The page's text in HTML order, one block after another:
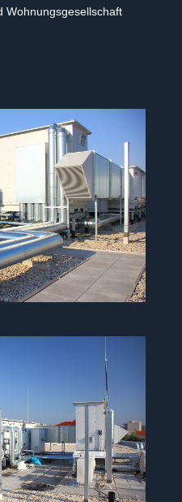
Wohnungsgesellschaft